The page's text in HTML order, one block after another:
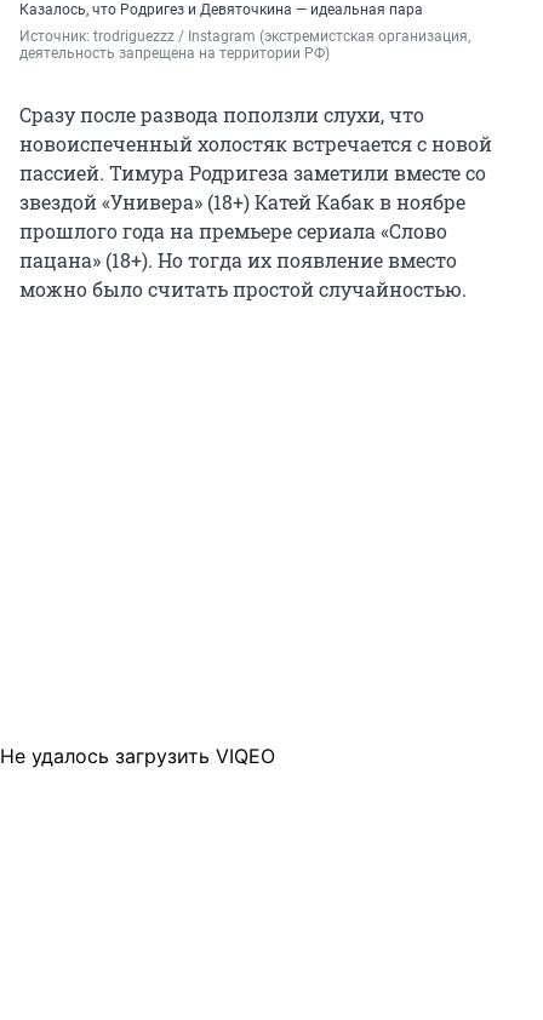
Казалось, что Родригез и Девяточкина — идеальная пара
Источник: trodriguezzz / Instagram (экстремистская организация,
деятельность запрещена на территории РФ)
Сразу после развода поползли слухи, что
новоиспеченный холостяк встречается с новой
пассией. Тимура Родригеза заметили вместе со
звездой «Универа» (18+) Катей Кабак в ноябре
прошлого года на премьере сериала «Слово
пацана» (18+). Но тогда их появление вместо
можно было считать простой случайностью.
Не удалось загрузить VIQEO